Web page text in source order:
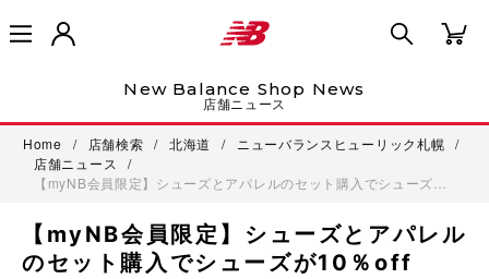
New Balance Shop News
店舗ニュース
Home / 店舗検索 / 北海道 / ニューバランスヒューリック札幌
/
店舗ニュース
/
【myNB会員限定】シューズとアパレルのセット購入でシューズ…
【myNB会員限定】シューズとアパレル
のセット購入でシューズが10％off